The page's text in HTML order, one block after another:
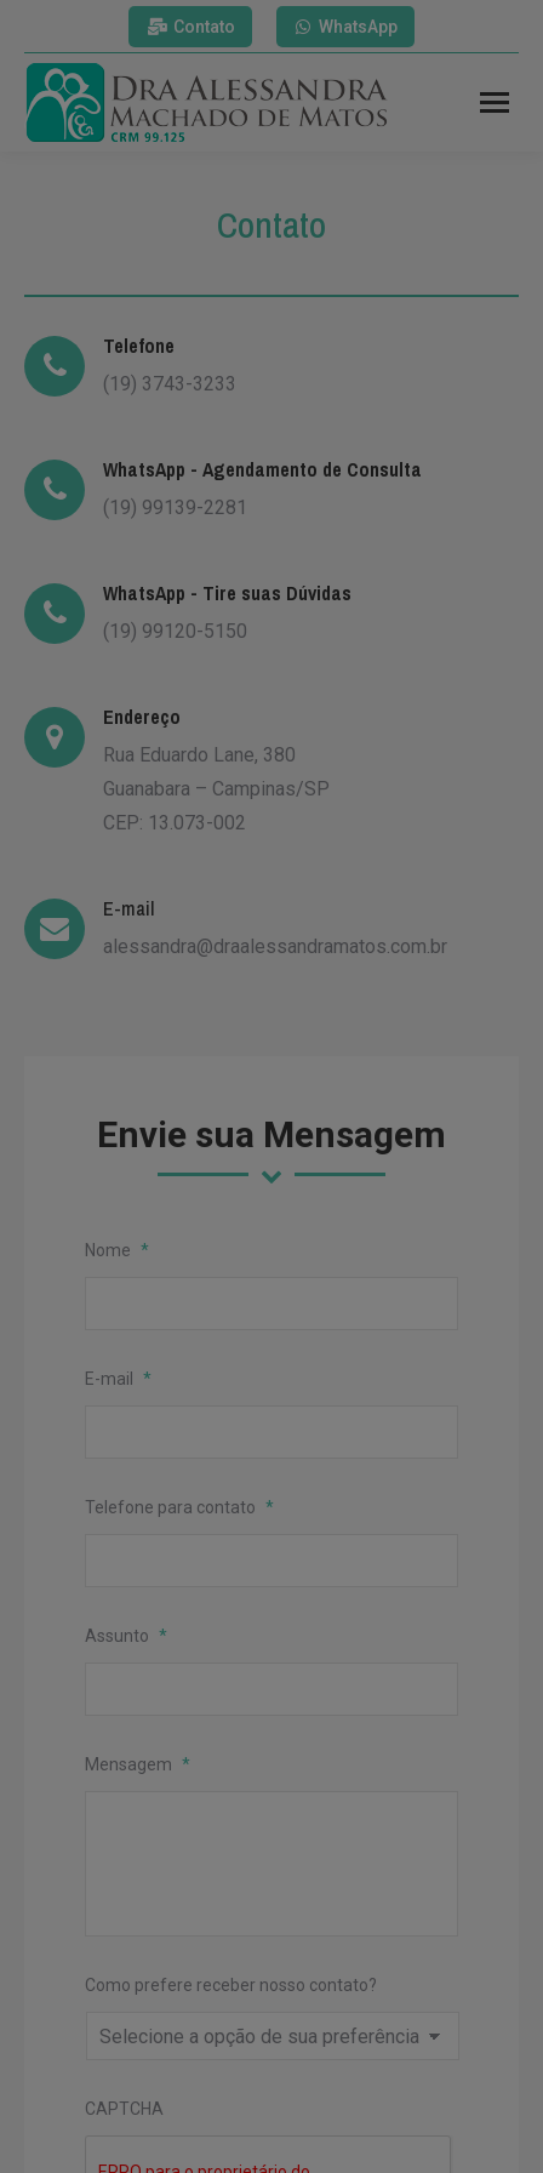
Contato WhatsApp
Contato
Telefone
(19) 3743-3233
WhatsApp - Agendamento de Consulta
(19) 99139-2281
WhatsApp - Tire suas Dúvidas
(19) 99120-5150
Endereço
Rua Eduardo Lane, 380
Guanabara – Campinas/SP
CEP: 13.073-002
E-mail
alessandra@draalessandramatos.com.br
Envie sua Mensagem
Nome *
E-mail *
Telefone para contato *
Assunto *
Mensagem *
Como prefere receber nosso contato?
CAPTCHA